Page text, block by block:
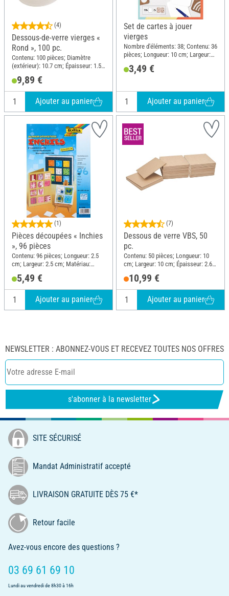
(4)
Dessous-de-verre vierges «
Rond », 100 pc.
Contenu: 100 pièces; Diamètre
(extérieur): 10.7 cm; Épaisseur: 1.5
9,89 €
Ajouter au panier
Set de cartes à jouer
vierges
Nombre d'éléments: 38; Contenu: 36
pièces; Longueur: 10 cm; Largeur:
3,49 €
Ajouter au panier
(1)
Pièces découpées « Inchies
», 96 pièces
Contenu: 96 pièces; Longueur: 2.5
cm; Largeur: 2.5 cm; Matériau:
5,49 €
Ajouter au panier
(7)
Dessous de verre VBS, 50
pc.
Contenu: 50 pièces; Longueur: 10
cm; Largeur: 10 cm; Épaisseur: 2.6
10,99 €
Ajouter au panier
NEWSLETTER : ABONNEZ-VOUS ET RECEVEZ TOUTES NOS OFFRES
s'abonner à la newsletter
SITE SÉCURISÉ
Mandat Administratif accepté
LIVRAISON GRATUITE DÈS 75 €*
Retour facile
Avez-vous encore des questions ?
03 69 61 69 10
Lundi au vendredi de 8h30 à 16h